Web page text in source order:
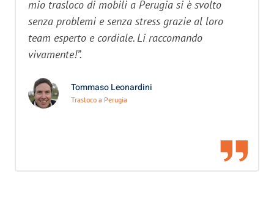
mio trasloco di mobili a Perugia si è svolto
senza problemi e senza stress grazie al loro
team esperto e cordiale. Li raccomando
vivamente!”.
Tommaso Leonardini
Trasloco a Perugia